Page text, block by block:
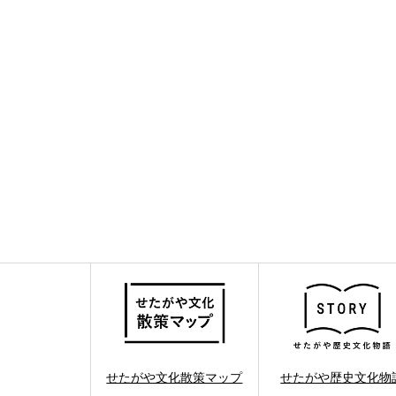
せたがや文化散策マップ せたがや歴史文化物